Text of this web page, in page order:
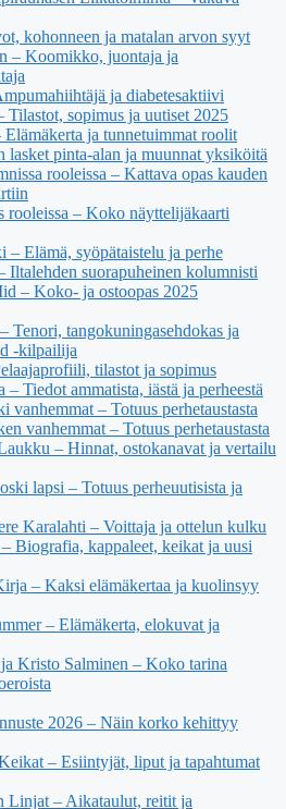
kohonneen ja matalan arvon syyt
– Koomikko, juontaja ja
ja diabetesaktiivi
Tilastot, sopimus ja uutiset 2025
Elämäkerta ja tunnetuimmat roolit
lasket pinta-alan ja muunnat yksiköitä
rooleissa – Kattava opas kauden
rooleissa – Koko näyttelijäkaarti
– Elämä, syöpätaistelu ja perhe
Iltalehden suorapuheinen kolumnisti
– Koko- ja ostoopas 2025
Tenori, tangokuningasehdokas ja
-kilpailija
tilastot ja sopimus
– Tiedot ammatista, iästä ja perheestä
vanhemmat – Totuus perhetaustasta
vanhemmat – Totuus perhetaustasta
– Hinnat, ostokanavat ja vertailu
lapsi – Totuus perheuutisista ja
Karalahti – Voittaja ja ottelun kulku
Biografia, kappaleet, keikat ja uusi
– Kaksi elämäkertaa ja kuolinsyy
– Elämäkerta, elokuvat ja
Kristo Salminen – Koko tarina
2026 – Näin korko kehittyy
– Esiintyjät, liput ja tapahtumat
Linjat – Aikataulut, reitit ja